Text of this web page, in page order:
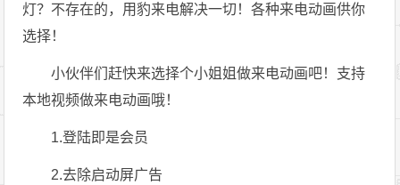
灯？不存在的，用豹来电解决一切！各种来电动画供你
选择！
小伙伴们赶快来选择个小姐姐做来电动画吧！支持
本地视频做来电动画哦！
1.登陆即是会员
2.去除启动屏广告